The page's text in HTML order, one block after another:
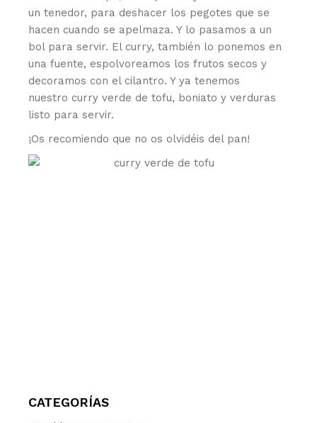
un tenedor, para deshacer los pegotes que se
hacen cuando se apelmaza. Y lo pasamos a un
bol para servir. El curry, también lo ponemos en
una fuente, espolvoreamos los frutos secos y
decoramos con el cilantro. Y ya tenemos
nuestro curry verde de tofu, boniato y verduras
listo para servir.
¡Os recomiendo que no os olvidéis del pan!
CATEGORÍAS